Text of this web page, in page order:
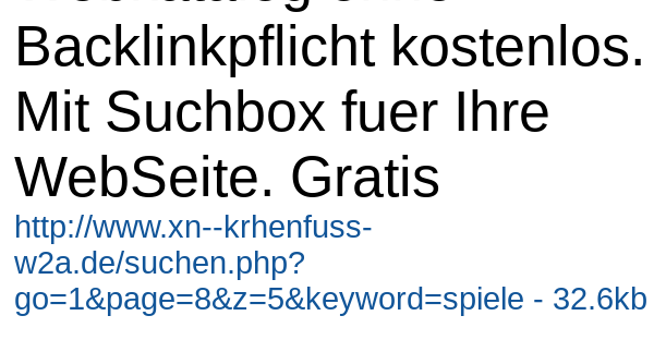
Backlinkpflicht kostenlos.
Mit Suchbox fuer Ihre
WebSeite. Gratis
http://www.xn--krhenfuss-
w2a.de/suchen.php?
go=1&page=8&z=5&keyword=spiele - 32.6kb